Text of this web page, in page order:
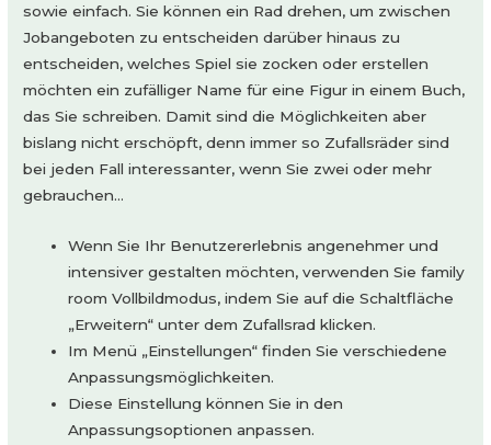
sowie einfach. Sie können ein Rad drehen, um zwischen
Jobangeboten zu entscheiden darüber hinaus zu
entscheiden, welches Spiel sie zocken oder erstellen
möchten ein zufälliger Name für eine Figur in einem Buch,
das Sie schreiben. Damit sind die Möglichkeiten aber
bislang nicht erschöpft, denn immer so Zufallsräder sind
bei jeden Fall interessanter, wenn Sie zwei oder mehr
gebrauchen…
Wenn Sie Ihr Benutzererlebnis angenehmer und
intensiver gestalten möchten, verwenden Sie family
room Vollbildmodus, indem Sie auf die Schaltfläche
„Erweitern“ unter dem Zufallsrad klicken.
Im Menü „Einstellungen“ finden Sie verschiedene
Anpassungsmöglichkeiten.
Diese Einstellung können Sie in den
Anpassungsoptionen anpassen.